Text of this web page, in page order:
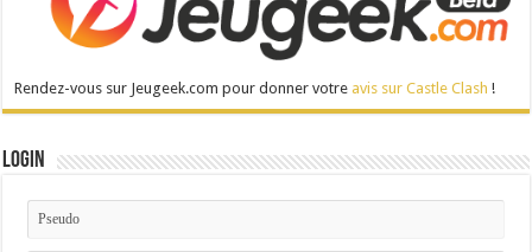
Rendez-vous sur Jeugeek.com pour donner votre avis sur Castle Clash !
Login